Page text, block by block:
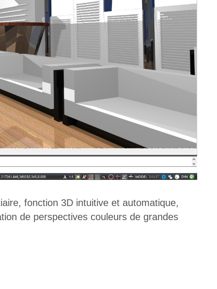
fonction 3D intuitive et automatique,
de perspectives couleurs de grandes